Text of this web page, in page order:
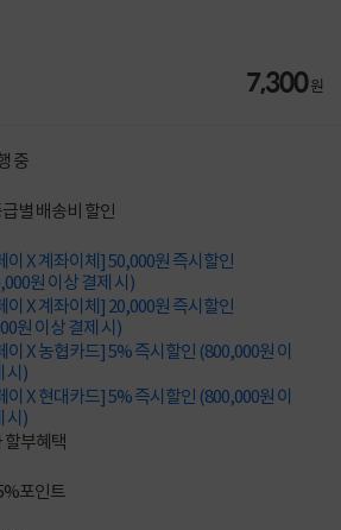
7,300원
중
별 배송비 할인
이 X 계좌이체] 50,000원 즉시할인
원 이상 결제 시)
이 X 계좌이체] 20,000원 즉시할인
원 이상 결제 시)
이 X 농협카드] 5% 즉시할인 (800,000원 이
시)
이 X 현대카드] 5% 즉시할인 (800,000원 이
시)
할부혜택
포인트